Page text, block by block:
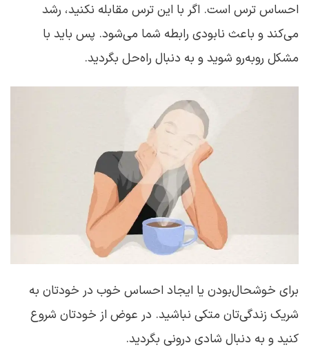
احساس ترس است. اگر با این ترس مقابله نکنید، رشد
می‌کند و باعث نابودی رابطه شما می‌شود. پس باید با
مشکل روبه‌رو شوید و به دنبال راه‌حل بگردید.
برای خوشحال‌بودن یا ایجاد احساس خوب در خودتان به
شریک زندگی‌تان متکی نباشید. در عوض از خودتان شروع
کنید و به دنبال شادی درونی بگردید.